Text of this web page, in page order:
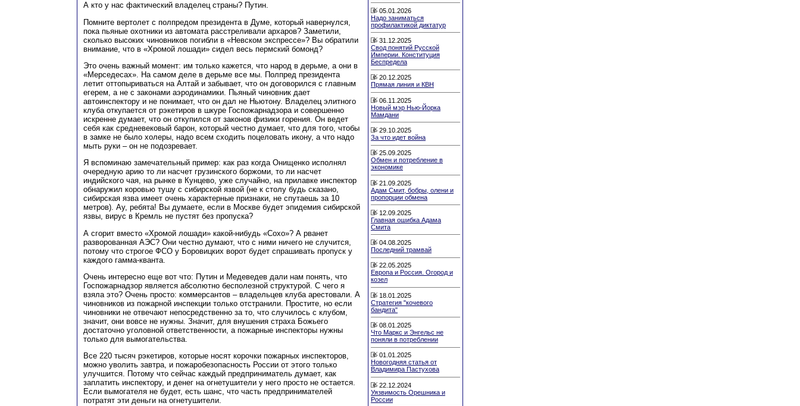
А кто у нас фактический владелец страны? Путин.
Помните вертолет с полпредом президента в Думе, который навернулся,
пока пьяные охотники из автомата расстреливали архаров? Заметили,
сколько высоких чиновников погибли в «Невском экспрессе»? Вы обратили
внимание, что в «Хромой лошади» сидел весь пермский бомонд?
Это очень важный момент: им только кажется, что народ в дерьме, а они в
«Мерседесах». На самом деле в дерьме все мы. Полпред президента
летит оттопыриваться на Алтай и забывает, что он договорился с главным
егерем, а не с законами аэродинамики. Пьяный чиновник дает
автоинспектору и не понимает, что он дал не Ньютону. Владелец элитного
клуба откупается от рэкетиров в шкуре Госпожарнадзора и совершенно
искренне думает, что он откупился от законов физики горения. Он ведет
себя как средневековый барон, который честно думает, что для того, чтобы
в замке не было холеры, надо всем сходить поцеловать икону, а что надо
мыть руки – он не подозревает.
Я вспоминаю замечательный пример: как раз когда Онищенко исполнял
очередную арию то ли насчет грузинского боржоми, то ли насчет
индийского чая, на рынке в Кунцево, уже случайно, на прилавке инспектор
обнаружил коровью тушу с сибирской язвой (не к столу будь сказано,
сибирская язва имеет очень характерные признаки, не спутаешь за 10
метров). Ау, ребята! Вы думаете, если в Москве будет эпидемия сибирской
язвы, вирус в Кремль не пустят без пропуска?
А сгорит вместо «Хромой лошади» какой-нибудь «Сохо»? А рванет
разворованная АЭС? Они честно думают, что с ними ничего не случится,
потому что строгое ФСО у Боровицких ворот будет спрашивать пропуск у
каждого гамма-кванта.
Очень интересно еще вот что: Путин и Медеведев дали нам понять, что
Госпожарнадзор является абсолютно бесполезной структурой. С чего я
взяла это? Очень просто: коммерсантов – владельцев клуба арестовали. А
чиновников из пожарной инспекции только отстранили. Простите, но если
чиновники не отвечают непосредственно за то, что случилось с клубом,
значит, они вовсе не нужны. Значит, для внушения страха Божьего
достаточно уголовной ответственности, а пожарные инспекторы нужны
только для вымогательства.
Все 220 тысяч рэкетиров, которые носят корочки пожарных инспекторов,
можно уволить завтра, и пожаробезопасность России от этого только
улучшится. Потому что сейчас каждый предприниматель думает, как
заплатить инспектору, и денег на огнетушители у него просто не остается.
Если вымогателя не будет, есть шанс, что часть предпринимателей
потратят эти деньги на огнетушители.
05.01.2026
Надо заниматься
профилактикой диктатур
31.12.2025
Свод понятий Русской
Империи. Конституция
Беспредела
20.12.2025
Прямая линия и КВН
06.11.2025
Новый мэр Нью-Йорка
Мамдани
29.10.2025
За что идет война
25.09.2025
Обмен и потребление в
экономике
21.09.2025
Адам Смит, бобры, олени и
пропорции обмена
12.09.2025
Главная ошибка Адама
Смита
04.08.2025
Последний трамвай
22.05.2025
Европа и Россия. Огород и
козел
18.01.2025
Стратегия "кочевого
бандита"
08.01.2025
Что Маркс и Энгельс не
поняли в потреблении
01.01.2025
Новогодняя статья от
Владимира Пастухова
22.12.2024
Уязвимость Орешника и
России